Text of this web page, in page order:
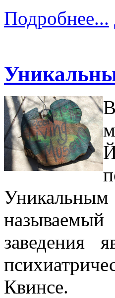
Подробнее...
заведения
Квинсе.